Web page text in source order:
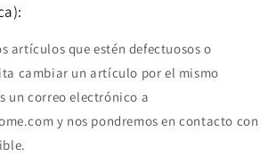
artículos que estén defectuosos o
cambiar un artículo por el mismo
un correo electrónico a
y nos pondremos en contacto con